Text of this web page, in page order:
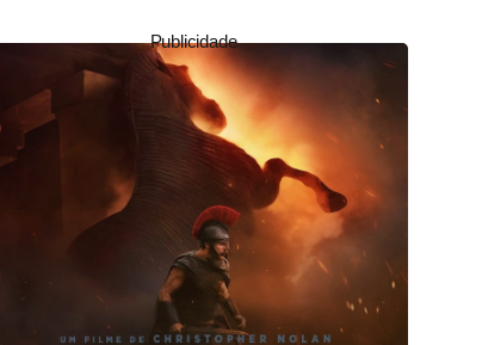
Publicidade